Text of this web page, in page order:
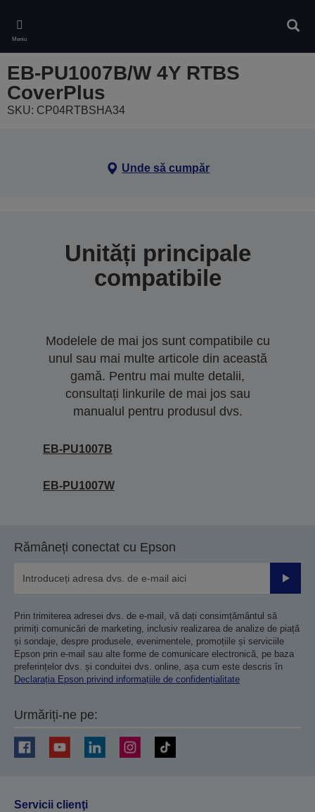
main
content
Meniu
EB-PU1007B/W 4Y RTBS
CoverPlus
SKU: CP04RTBSHA34
Unde să cumpăr
Unități principale
compatibile
Modelele de mai jos sunt compatibile cu
unul sau mai multe articole din această
gamă. Pentru mai multe detalii,
consultați linkurile de mai jos sau
manualul pentru produsul dvs.
EB-PU1007B
EB-PU1007W
Rămâneți conectat cu Epson
Prin trimiterea adresei dvs. de e-mail, vă dați consimțământul să
primiți comunicări de marketing, inclusiv realizarea de analize de piață
și sondaje, despre produsele, evenimentele, promoțiile și serviciile
Epson prin e-mail sau alte forme de comunicare electronică, pe baza
preferințelor dvs. și conduitei dvs. online, așa cum este descris în
Declarația Epson privind informațiile de confidențialitate
Urmăriți-ne pe:
Servicii clienţi